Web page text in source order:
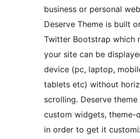
business or personal
Deserve Theme is built
Twitter Bootstrap which
your site can be
device (pc, laptop,
tablets etc) without
scrolling. Deserve
custom widgets, theme-
in order to get it